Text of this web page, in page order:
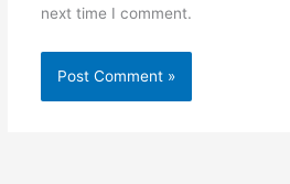
next time I comment.